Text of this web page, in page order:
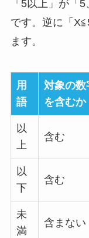
「5以上」が「
です。逆に「
ます。
用
語
対象の数
を含むか
以
上
含む
以
下
含む
未
満
含まない